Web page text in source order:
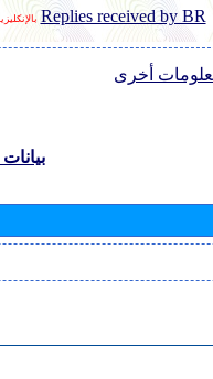
Replies received by BR
أخرى